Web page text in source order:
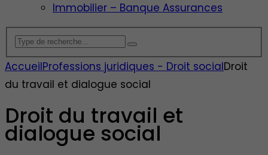
Immobilier – Banque Assurances
AccueilProfessions juridiques - Droit socialDroit
du travail et dialogue social
Droit du travail et
dialogue social